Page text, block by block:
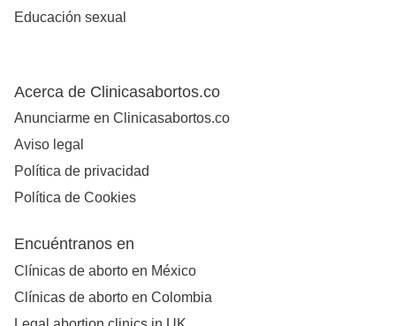
Educación sexual
Acerca de Clinicasabortos.co
Anunciarme en Clinicasabortos.co
Aviso legal
Política de privacidad
Política de Cookies
Encuéntranos en
Clínicas de aborto en México
Clínicas de aborto en Colombia